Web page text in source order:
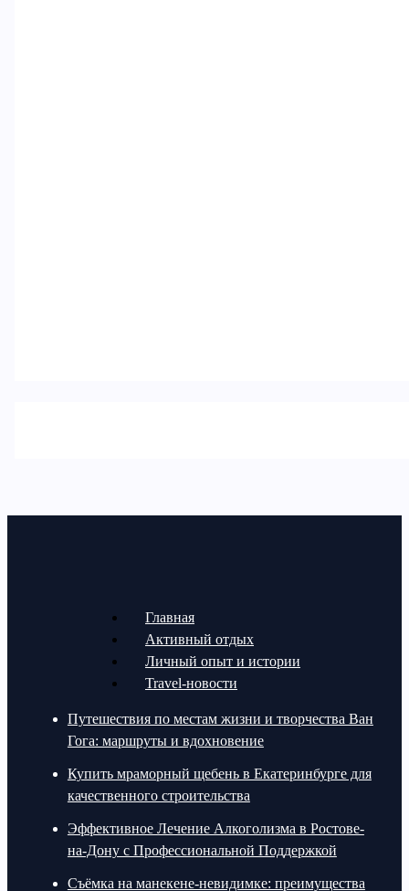
Главная
Активный отдых
Личный опыт и истории
Travel-новости
Путешествия по местам жизни и творчества Ван
Гога: маршруты и вдохновение
Купить мраморный щебень в Екатеринбурге для
качественного строительства
Эффективное Лечение Алкоголизма в Ростове-
на-Дону с Профессиональной Поддержкой
Съёмка на манекене-невидимке: преимущества